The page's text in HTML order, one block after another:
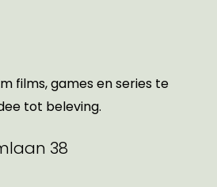
films, games en series te
tot beleving.
38